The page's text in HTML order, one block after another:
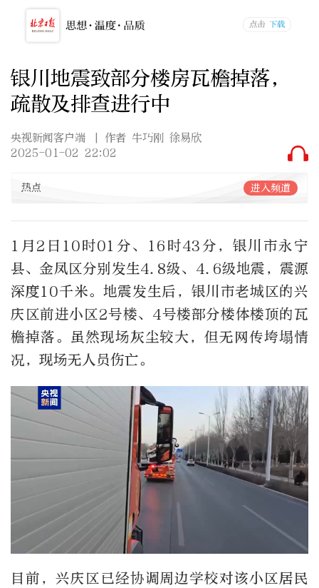
银川地震致部分楼房瓦檐掉落，
疏散及排查进行中
央视新闻客户端
| 作者 牛巧刚 徐易欣
2025-01-02 22:02
热点 进入频道
1月2日10时01分、16时43分，银川市永宁
县、金凤区分别发生4.8级、4.6级地震，震源
深度10千米。地震发生后，银川市老城区的兴
庆区前进小区2号楼、4号楼部分楼体楼顶的瓦
檐掉落。虽然现场灰尘较大，但无网传垮塌情
况，现场无人员伤亡。
目前，兴庆区已经协调周边学校对该小区居民